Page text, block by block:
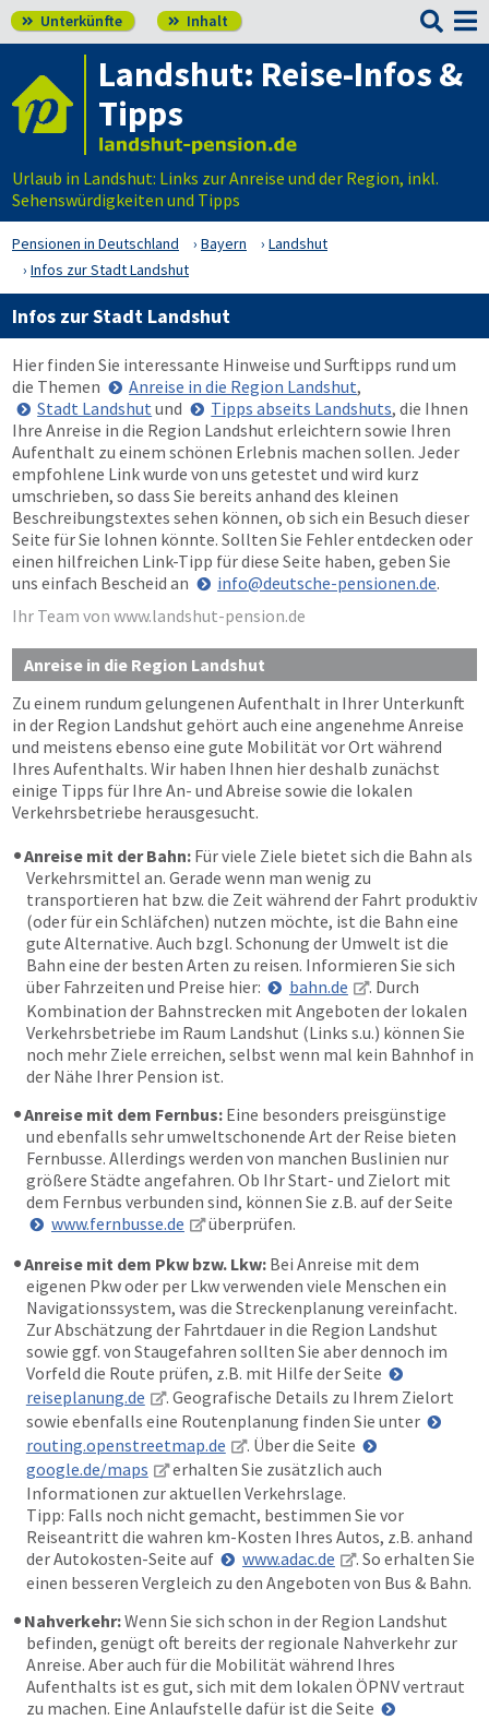
 Unterkünfte  Inhalt 
Landshut: Reise-Infos &
Tipps
Urlaub in Landshut: Links zur Anreise und der Region, inkl.
Sehenswürdigkeiten und Tipps
Pensionen in Deutschland Bayern
Landshut
Infos zur Stadt Landshut
Infos zur Stadt Landshut
Hier finden Sie interessante Hinweise und Surftipps rund um
die Themen
Anreise in die Region Landshut,
Stadt Landshut und Tipps abseits Landshuts, die Ihnen
Ihre Anreise in die Region Landshut erleichtern sowie Ihren
Aufenthalt zu einem schönen Erlebnis machen sollen. Jeder
empfohlene Link wurde von uns getestet und wird kurz
umschrieben, so dass Sie bereits anhand des kleinen
Beschreibungstextes sehen können, ob sich ein Besuch dieser
Seite für Sie lohnen könnte. Sollten Sie Fehler entdecken oder
einen hilfreichen Link-Tipp für diese Seite haben, geben Sie
uns einfach Bescheid an
info@deutsche-pensionen.de.
Ihr Team von www.landshut-pension.de
Anreise in die Region Landshut
Zu einem rundum gelungenen Aufenthalt in Ihrer Unterkunft
in der Region Landshut gehört auch eine angenehme Anreise
und meistens ebenso eine gute Mobilität vor Ort während
Ihres Aufenthalts. Wir haben Ihnen hier deshalb zunächst
einige Tipps für Ihre An- und Abreise sowie die lokalen
Verkehrsbetriebe herausgesucht.
Anreise mit der Bahn: Für viele Ziele bietet sich die Bahn als
Verkehrsmittel an. Gerade wenn man wenig zu
transportieren hat bzw. die Zeit während der Fahrt produktiv
(oder für ein Schläfchen) nutzen möchte, ist die Bahn eine
gute Alternative. Auch bzgl. Schonung der Umwelt ist die
Bahn eine der besten Arten zu reisen. Informieren Sie sich
über Fahrzeiten und Preise hier:
bahn.de
. Durch
Kombination der Bahnstrecken mit Angeboten der lokalen
Verkehrsbetriebe im Raum Landshut (Links s.u.) können Sie
noch mehr Ziele erreichen, selbst wenn mal kein Bahnhof in
der Nähe Ihrer Pension ist.
Anreise mit dem Fernbus: Eine besonders preisgünstige
und ebenfalls sehr umweltschonende Art der Reise bieten
Fernbusse. Allerdings werden von manchen Buslinien nur
größere Städte angefahren. Ob Ihr Start- und Zielort mit
dem Fernbus verbunden sind, können Sie z.B. auf der Seite
www.fernbusse.de
überprüfen.
Anreise mit dem Pkw bzw. Lkw: Bei Anreise mit dem
eigenen Pkw oder per Lkw verwenden viele Menschen ein
Navigationssystem, was die Streckenplanung vereinfacht.
Zur Abschätzung der Fahrtdauer in die Region Landshut
sowie ggf. von Staugefahren sollten Sie aber dennoch im
Vorfeld die Route prüfen, z.B. mit Hilfe der Seite
reiseplanung.de
. Geografische Details zu Ihrem Zielort
sowie ebenfalls eine Routenplanung finden Sie unter
routing.openstreetmap.de
. Über die Seite
google.de/maps
erhalten Sie zusätzlich auch
Informationen zur aktuellen Verkehrslage.
Tipp: Falls noch nicht gemacht, bestimmen Sie vor
Reiseantritt die wahren km-Kosten Ihres Autos, z.B. anhand
der Autokosten-Seite auf
www.adac.de
. So erhalten Sie
einen besseren Vergleich zu den Angeboten von Bus & Bahn.
Nahverkehr:Wenn Sie sich schon in der Region Landshut
befinden, genügt oft bereits der regionale Nahverkehr zur
Anreise. Aber auch für die Mobilität während Ihres
Aufenthalts ist es gut, sich mit dem lokalen ÖPNV vertraut
zu machen. Eine Anlaufstelle dafür ist die Seite